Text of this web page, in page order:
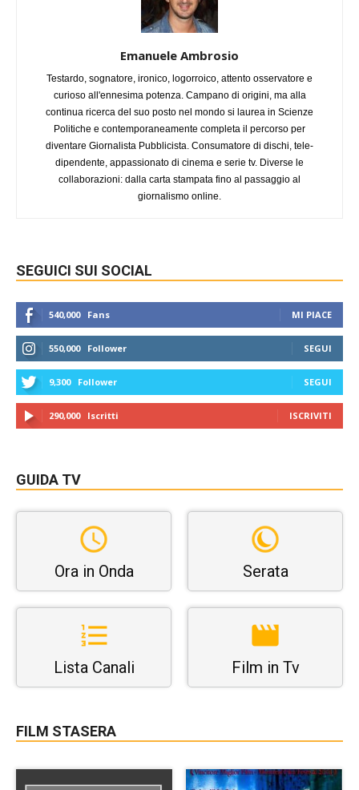
Emanuele Ambrosio
Testardo, sognatore, ironico, logorroico, attento osservatore e
curioso all'ennesima potenza. Campano di origini, ma alla
continua ricerca del suo posto nel mondo si laurea in Scienze
Politiche e contemporaneamente completa il percorso per
diventare Giornalista Pubblicista. Consumatore di dischi, tele-
dipendente, appassionato di cinema e serie tv. Diverse le
collaborazioni: dalla carta stampata fino al passaggio al
giornalismo online.
SEGUICI SUI SOCIAL
540,000 Fans MI PIACE
550,000 Follower SEGUI
9,300 Follower SEGUI
290,000 Iscritti ISCRIVITI
GUIDA TV
Ora in Onda Serata
Lista Canali Film in Tv
FILM STASERA